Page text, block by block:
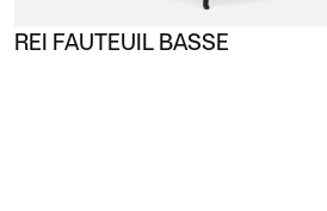
REI FAUTEUIL BASSE